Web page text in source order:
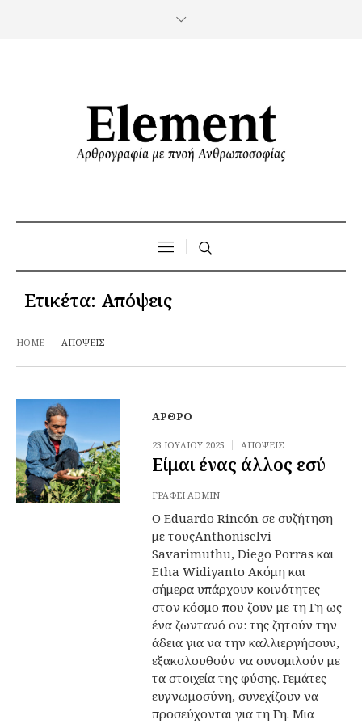
Ετικέτα: Απόψεις
HOME ΑΠΌΨΕΙΣ
ΆΡΘΡΟ
23 ΙΟΥΛΊΟΥ 2025 ΑΠΌΨΕΙΣ
Είμαι ένας άλλος εσύ
ΓΡΆΦΕΙ ADMIN
Ο Eduardo Rincón σε συζήτηση
με τουςAnthoniselvi
Savarimuthu, Diego Porras και
Etha Widiyanto Ακόμη και
σήμερα υπάρχουν κοινότητες
στον κόσμο που ζουν με τη Γη ως
ένα ζωντανό ον: της ζητούν την
άδεια για να την καλλιεργήσουν,
εξακολουθούν να συνομιλούν με
τα στοιχεία της φύσης. Γεμάτες
ευγνωμοσύνη, συνεχίζουν να
προσεύχονται για τη Γη. Μια